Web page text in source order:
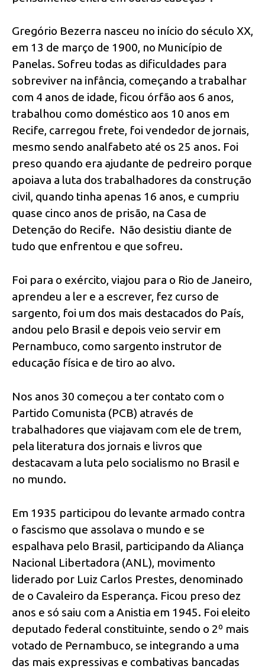
Gregório Bezerra nasceu no início do século XX,
em 13 de março de 1900, no Município de
Panelas. Sofreu todas as dificuldades para
sobreviver na infância, começando a trabalhar
com 4 anos de idade, ficou órfão aos 6 anos,
trabalhou como doméstico aos 10 anos em
Recife, carregou frete, foi vendedor de jornais,
mesmo sendo analfabeto até os 25 anos. Foi
preso quando era ajudante de pedreiro porque
apoiava a luta dos trabalhadores da construção
civil, quando tinha apenas 16 anos, e cumpriu
quase cinco anos de prisão, na Casa de
Detenção do Recife. Não desistiu diante de
tudo que enfrentou e que sofreu.
Foi para o exército, viajou para o Rio de Janeiro,
aprendeu a ler e a escrever, fez curso de
sargento, foi um dos mais destacados do País,
andou pelo Brasil e depois veio servir em
Pernambuco, como sargento instrutor de
educação física e de tiro ao alvo.
Nos anos 30 começou a ter contato com o
Partido Comunista (PCB) através de
trabalhadores que viajavam com ele de trem,
pela literatura dos jornais e livros que
destacavam a luta pelo socialismo no Brasil e
no mundo.
Em 1935 participou do levante armado contra
o fascismo que assolava o mundo e se
espalhava pelo Brasil, participando da Aliança
Nacional Libertadora (ANL), movimento
liderado por Luiz Carlos Prestes, denominado
de o Cavaleiro da Esperança. Ficou preso dez
anos e só saiu com a Anistia em 1945. Foi eleito
deputado federal constituinte, sendo o 2º mais
votado de Pernambuco, se integrando a uma
das mais expressivas e combativas bancadas